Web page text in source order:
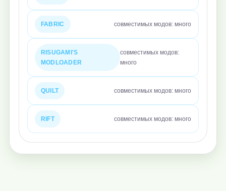
FABRIC совместимых модов: много
RISUGAMI'S
MODLOADER
совместимых модов:
много
QUILT совместимых модов: много
RIFT совместимых модов: много